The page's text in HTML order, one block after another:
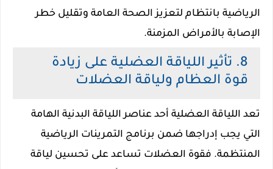
الرياضية بانتظام لتعزيز الصحة العامة وتقليل خطر
الإصابة بالأمراض المزمنة.
8. تأثير اللياقة العضلية على زيادة
قوة العظام ولياقة العضلات
تعد اللياقة العضلية أحد عناصر اللياقة البدنية الهامة
التي يجب إدراجها ضمن برنامج التمرينات الرياضية
المنتظمة. فقوة العضلات تساعد على تحسين لياقة